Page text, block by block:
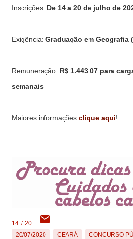
Inscrições: De 14 a 20 de julho de
Exigência: Graduação em Geografia
Remuneração: R$ 1.443,07 para
semanais
Maiores informações clique aqui!
14.7.20
20/07/2020
CEARÁ CONCURSO